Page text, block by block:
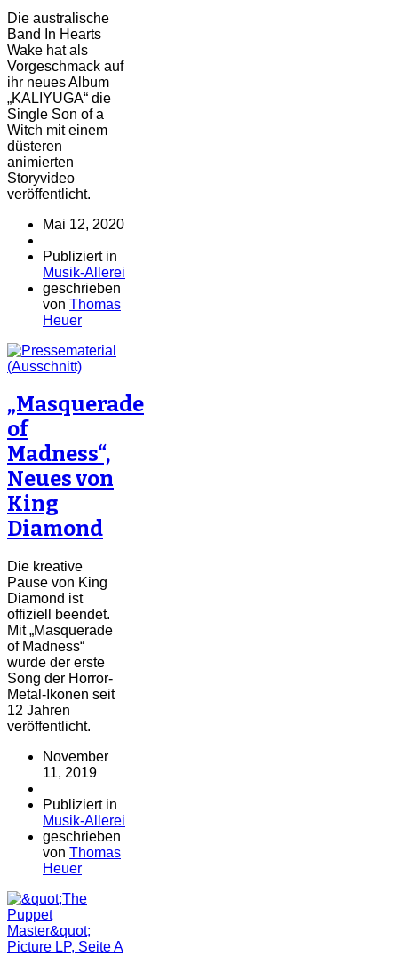
Die australische
Band In Hearts
Wake hat als
Vorgeschmack auf
ihr neues Album
„KALIYUGA“ die
Single Son of a
Witch mit einem
düsteren
animierten
Storyvideo
veröffentlicht.
Mai 12, 2020
Publiziert in
Musik-Allerei
geschrieben
von Thomas
Heuer
„Masquerade
of
Madness“,
Neues von
King
Diamond
Die kreative
Pause von King
Diamond ist
offiziell beendet.
Mit „Masquerade
of Madness“
wurde der erste
Song der Horror-
Metal-Ikonen seit
12 Jahren
veröffentlicht.
November
11, 2019
Publiziert in
Musik-Allerei
geschrieben
von Thomas
Heuer